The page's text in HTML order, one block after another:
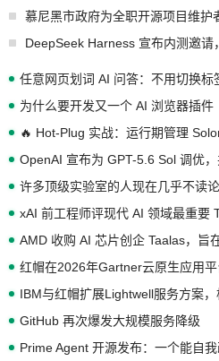
慕尼黑市政府为全职开源项目维护
任意网页划词 AI 问答：不用切换标
为什么要开发又一个 AI 浏览器插件
🔥 Hot-Plug 实战：运行期管理
OpenAI 宣布为 GPT-5.6 Sol 调优
许多顶级实验室的人现在几乎不读
xAI 前工程师评现代 AI 领域最重要
红帽在2026年Gartner云原生应用
GitHub 再次爆发大规模服务降级